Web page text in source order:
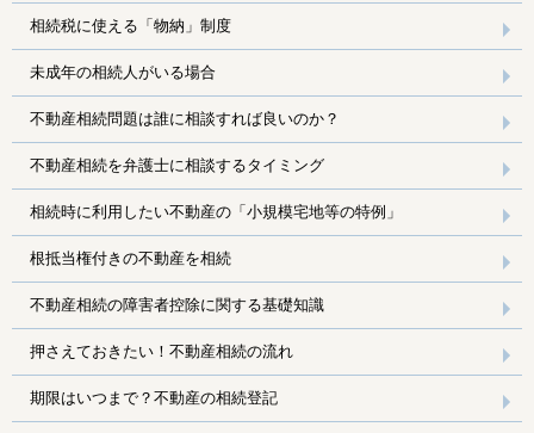
相続税に使える「物納」制度
未成年の相続人がいる場合
不動産相続問題は誰に相談すれば良いのか？
不動産相続を弁護士に相談するタイミング
相続時に利用したい不動産の「小規模宅地等の特例」
根抵当権付きの不動産を相続
不動産相続の障害者控除に関する基礎知識
押さえておきたい！不動産相続の流れ
期限はいつまで？不動産の相続登記